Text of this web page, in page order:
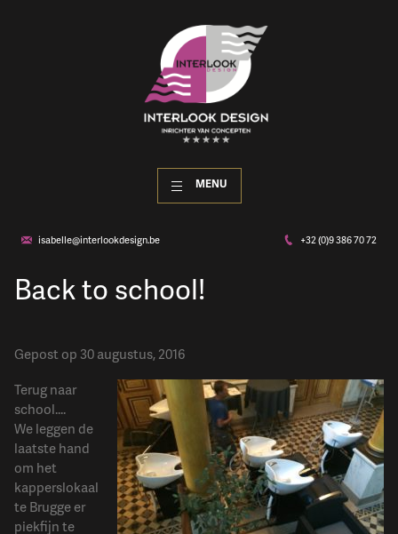
MENU
isabelle@interlookdesign.be +32 (0)9 386 70 72
Back to school!
Gepost op 30 augustus, 2016
Terug naar
school....
We leggen de
laatste hand
om het
kapperslokaal
te Brugge er
piekfijn te